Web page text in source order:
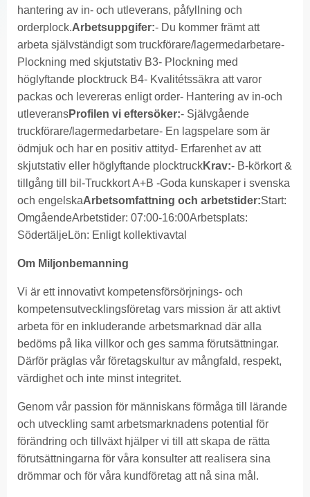
hantering av in- och utleverans, påfyllning och
orderplock.Arbetsuppgifer:- Du kommer främt att
arbeta självständigt som truckförare/lagermedarbetare-
Plockning med skjutstativ B3- Plockning med
höglyftande plocktruck B4- Kvalitétssäkra att varor
packas och levereras enligt order- Hantering av in-och
utleveransProfilen vi eftersöker:- Självgående
truckförare/lagermedarbetare- En lagspelare som är
ödmjuk och har en positiv attityd- Erfarenhet av att
skjutstativ eller höglyftande plocktruckKrav:- B-körkort &
tillgång till bil-Truckkort A+B -Goda kunskaper i svenska
och engelskaArbetsomfattning och arbetstider:Start:
OmgåendeArbetstider: 07:00-16:00Arbetsplats:
SödertäljeLön: Enligt kollektivavtal
Om Miljonbemanning
Vi är ett innovativt kompetensförsörjnings- och
kompetensutvecklingsföretag vars mission är att aktivt
arbeta för en inkluderande arbetsmarknad där alla
bedöms på lika villkor och ges samma förutsättningar.
Därför präglas vår företagskultur av mångfald, respekt,
värdighet och inte minst integritet.
Genom vår passion för människans förmåga till lärande
och utveckling samt arbetsmarknadens potential för
förändring och tillväxt hjälper vi till att skapa de rätta
förutsättningarna för våra konsulter att realisera sina
drömmar och för våra kundföretag att nå sina mål.